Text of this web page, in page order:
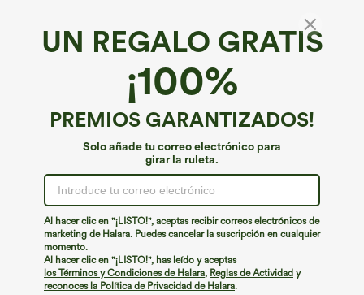
UN REGALO GRATIS
¡100%
PREMIOS GARANTIZADOS!
Solo añade tu correo electrónico para
girar la ruleta.
Al hacer clic en "¡LISTO!", aceptas recibir correos electrónicos de
marketing de Halara. Puedes cancelar la suscripción en cualquier
momento.
Al hacer clic en "¡LISTO!", has leído y aceptas
los Términos y Condiciones de Halara, Reglas de Actividad y
reconoces la Política de Privacidad de Halara.
Tejido vaquero Halara Flex™*
Halara Flex™ shorts de tiro medio con cordón
y bolsillos en denim lavado, de corte relajado
€49,95 EUR